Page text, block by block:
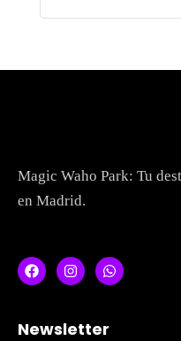
Magic Waho Park: Tu
en Madrid.
Newsletter
467